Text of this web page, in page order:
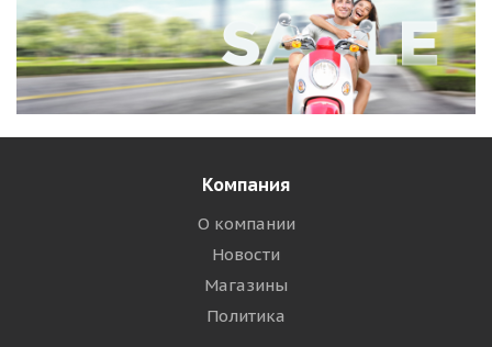
Компания
О компании
Новости
Магазины
Политика